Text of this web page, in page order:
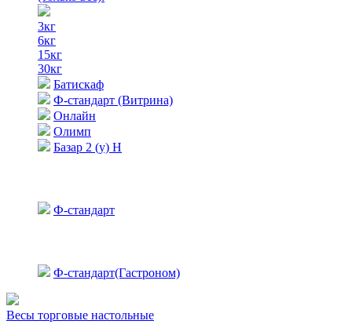
3кг
6кг
15кг
30кг
Батискаф
Ф-стандарт (Витрина)
Онлайн
Олимп
Базар 2 (у) Н
Ф-стандарт
Ф-стандарт(Гастроном)
Весы торговые настольные